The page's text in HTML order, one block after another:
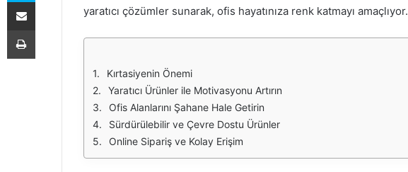
yaratıcı çözümler sunarak, ofis hayatınıza renk katmayı amaçlıyor.
Kırtasiyenin Önemi
Yaratıcı Ürünler ile Motivasyonu Artırın
Ofis Alanlarını Şahane Hale Getirin
Sürdürülebilir ve Çevre Dostu Ürünler
Online Sipariş ve Kolay Erişim